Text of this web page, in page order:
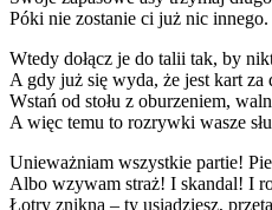
Póki nie zostanie ci już nic innego.
Wtedy dołącz je do talii tak, by
A gdy już się wyda, że jest kart za
Wstań od stołu z oburzeniem,
A więc temu to rozrywki wasze
Unieważniam wszystkie partie!
Albo wzywam straż! I skandal! I
Łotry znikną – ty usiądziesz,